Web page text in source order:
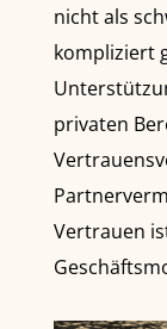
nicht als
kompliziert
privaten
Vertrauen